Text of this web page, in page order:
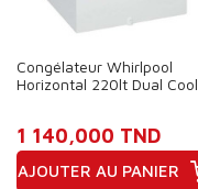
Congélateur Whirlpool
Horizontal 220lt Dual Cool
1 140,000 TND
AJOUTER AU PANIER